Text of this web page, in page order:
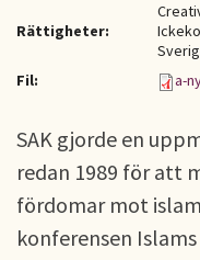
Rättigheter:
Fil:
a-
SAK gjorde en
redan 1989 för att
fördomar mot
konferensen